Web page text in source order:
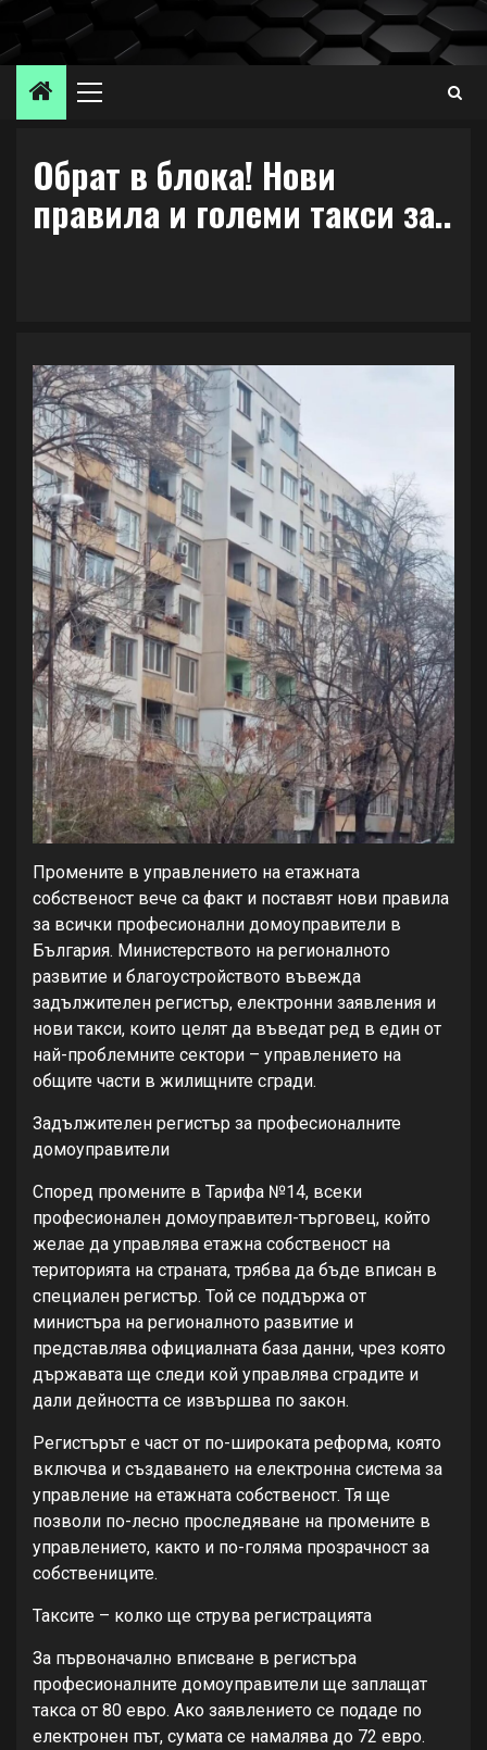
Skip
content
Primary
Обрат в блока! Нови
правила и големи такси за..
Промените в управлението на етажната
собственост вече са факт и поставят нови правила
за всички професионални домоуправители в
България. Министерството на регионалното
развитие и благоустройството въвежда
задължителен регистър, електронни заявления и
нови такси, които целят да въведат ред в един от
най-проблемните сектори – управлението на
общите части в жилищните сгради.
Задължителен регистър за професионалните
домоуправители
Според промените в Тарифа №14, всеки
професионален домоуправител-търговец, който
желае да управлява етажна собственост на
територията на страната, трябва да бъде вписан в
специален регистър. Той се поддържа от
министъра на регионалното развитие и
представлява официалната база данни, чрез която
държавата ще следи кой управлява сградите и
дали дейността се извършва по закон.
Регистърът е част от по-широката реформа, която
включва и създаването на електронна система за
управление на етажната собственост. Тя ще
позволи по-лесно проследяване на промените в
управлението, както и по-голяма прозрачност за
собствениците.
Таксите – колко ще струва регистрацията
За първоначално вписване в регистъра
професионалните домоуправители ще заплащат
такса от 80 евро. Ако заявлението се подаде по
електронен път, сумата се намалява до 72 евро.